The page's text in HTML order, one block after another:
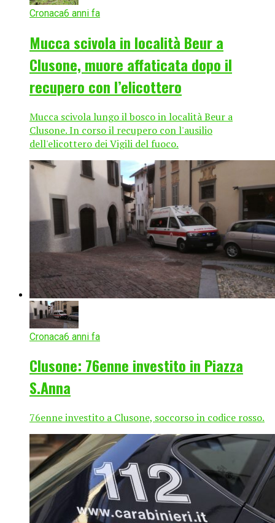
Cronaca6 anni fa
Mucca scivola in località Beur a
Clusone, muore affaticata dopo il
recupero con l’elicottero
Mucca scivola lungo il bosco in località Beur a
Clusone. In corso il recupero con l'ausilio
dell'elicottero dei Vigili del fuoco.
Cronaca6 anni fa
Clusone: 76enne investito in Piazza
S.Anna
76enne investito a Clusone, soccorso in codice rosso.